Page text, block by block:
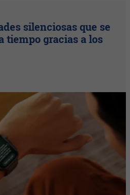
silenciosas que se
tiempo gracias a los